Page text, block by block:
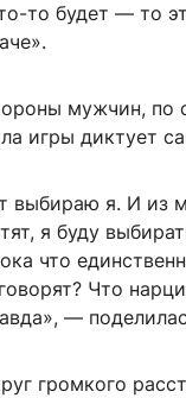
то будет — то
мужчин, по
игры диктует
выбираю я. И из
я буду
что
Что
—
громкого